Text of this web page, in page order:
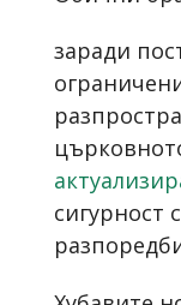
заради
сигурност